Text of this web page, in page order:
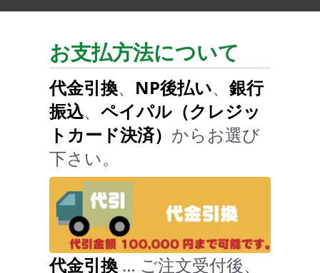
お支払方法について
代金引換、 NP後払い、 銀行
振込、 ペイパル（クレジッ
トカード決済） からお選び
下さい。
代金引換 … ご注文受付後、